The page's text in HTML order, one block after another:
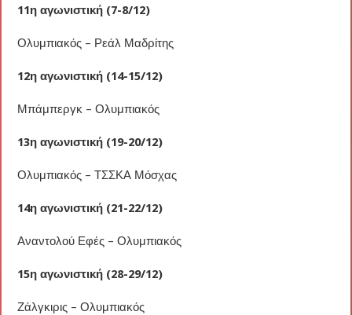
11η αγωνιστική (7-8/12)
Ολυμπιακός – Ρεάλ Μαδρίτης
12η αγωνιστική (14-15/12)
Μπάμπεργκ – Ολυμπιακός
13η αγωνιστική (19-20/12)
Ολυμπιακός – ΤΣΣΚΑ Μόσχας
14η αγωνιστική (21-22/12)
Αναντολού Εφές – Ολυμπιακός
15η αγωνιστική (28-29/12)
Ζάλγκιρις – Ολυμπιακός